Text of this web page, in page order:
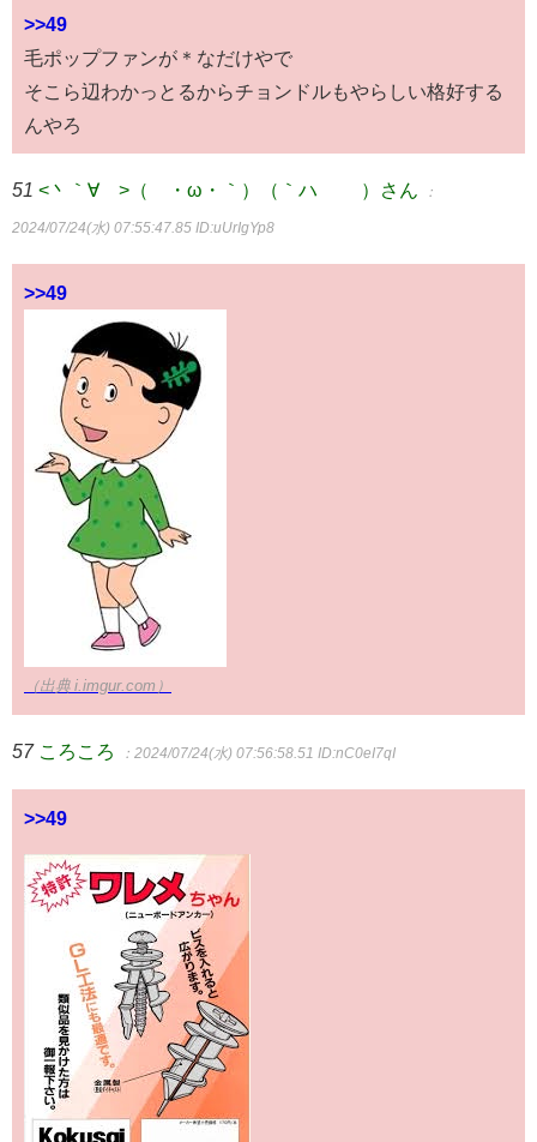
>>49
毛ポップファンが＊なだけやで
そこら辺わかっとるからチョンドルもやらしい格好する
んやろ
51 <丶｀∀´>（´・ω・｀）（｀ハ´ ）さん ：
2024/07/24(水) 07:55:47.85 ID:uUrIgYp8
>>49
（出典 i.imgur.com）
57 ころころ ：2024/07/24(水) 07:56:58.51 ID:nC0eI7qI
>>49